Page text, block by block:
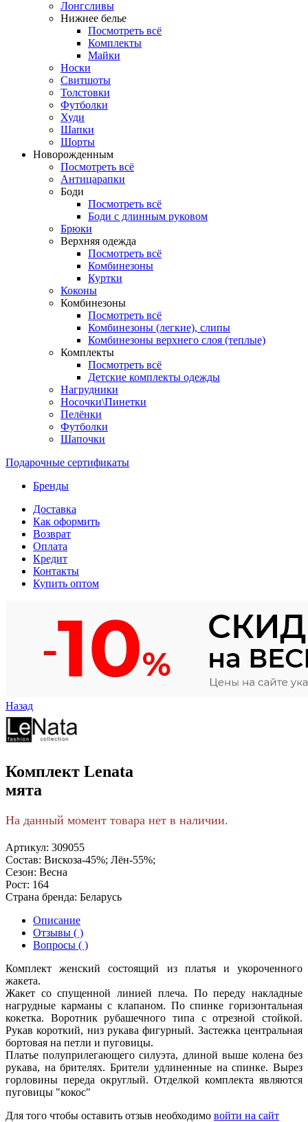
Лонгсливы
Нижнее белье
Посмотреть всё
Комплекты
Майки
Носки
Свитшоты
Толстовки
Футболки
Худи
Шапки
Шорты
Новорожденным
Посмотреть всё
Антицарапки
Боди
Посмотреть всё
Боди с длинным руковом
Брюки
Верхняя одежда
Посмотреть всё
Комбинезоны
Куртки
Коконы
Комбинезоны
Посмотреть всё
Комбинезоны (легкие), слипы
Комбинезоны верхнего слоя (теплые)
Комплекты
Посмотреть всё
Детские комплекты одежды
Нагрудники
Носочки\Пинетки
Пелёнки
Футболки
Шапочки
Подарочные сертификаты
Бренды
Доставка
Как оформить
Возврат
Оплата
Кредит
Контакты
Купить оптом
Назад
Комплект Lenata
мята
На данный момент товара нет в наличии.
Артикул: 309055
Состав: Вискоза-45%; Лён-55%;
Сезон: Весна
Рост: 164
Страна бренда: Беларусь
Описание
Отзывы ( )
Вопросы ( )
Комплект женский состоящий из платья и укороченного
жакета.
Жакет со спущенной линией плеча. По переду накладные
нагрудные карманы с клапаном. По спинке горизонтальная
кокетка. Воротник рубашечного типа с отрезной стойкой.
Рукав короткий, низ рукава фигурный. Застежка центральная
бортовая на петли и пуговицы.
Платье полуприлегающего силуэта, длиной выше колена без
рукава, на брителях. Брители удлиненные на спинке. Вырез
горловины переда округлый. Отделкой комплекта являютcя
пуговицы "кокос"
Для того чтобы оставить отзыв необходимо войти на сайт